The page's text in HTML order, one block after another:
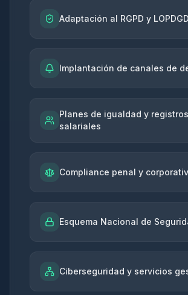
Adaptación al RGPD y
Implantación de canales de
Planes de igualdad y registros
salariales
Compliance penal y
Esquema Nacional de
Ciberseguridad y servicios